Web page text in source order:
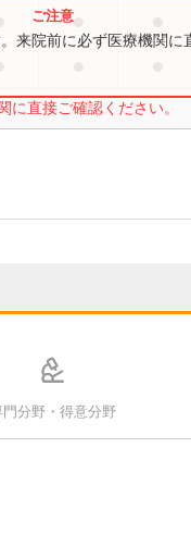
●
に直接ご確認ください。
来院前に必ず医療機関に
門分野・得意分野